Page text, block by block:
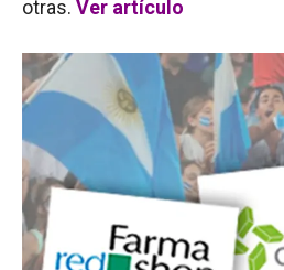
otras. Ver artículo